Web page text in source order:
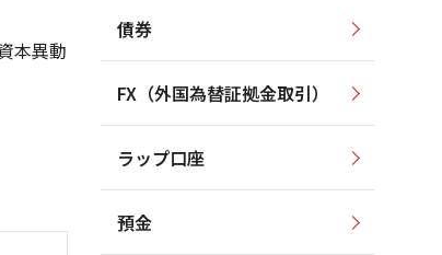
1,000
1,000
本異動
債券
FX（外国為替証拠金取引）
ラップ口座
預金